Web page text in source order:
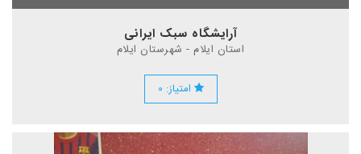
آرایشگاه سبک ایرانی
استان ایلام - شهرستان ایلام
امتیاز: ۰